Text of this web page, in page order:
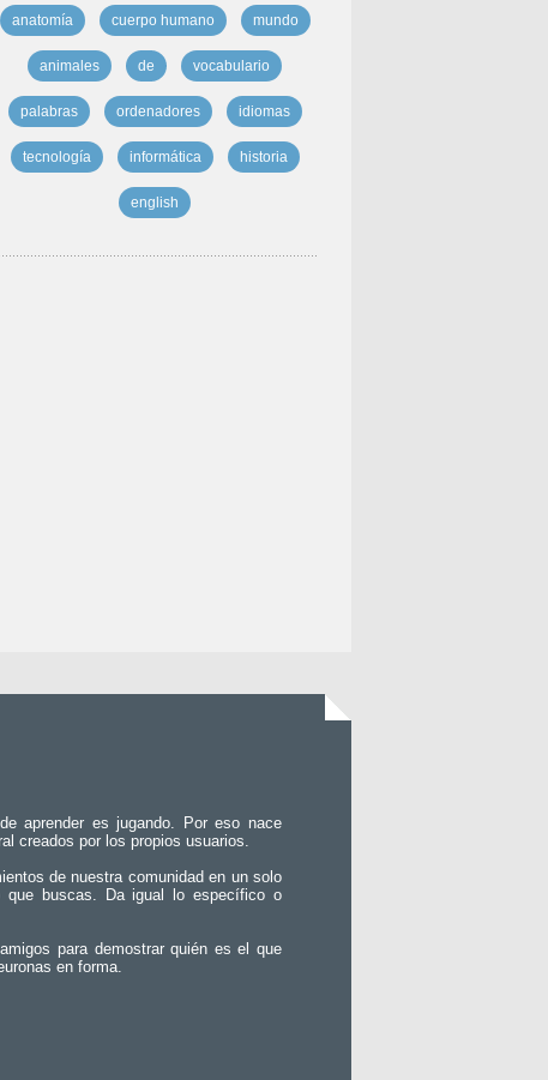
anatomía cuerpo humano mundo
animales de vocabulario
palabras ordenadores idiomas
tecnología informática historia
english
aprender es jugando. Por eso nace
creados por los propios usuarios.
de nuestra comunidad en un solo
que buscas. Da igual lo específico o
para demostrar quién es el que
en forma.